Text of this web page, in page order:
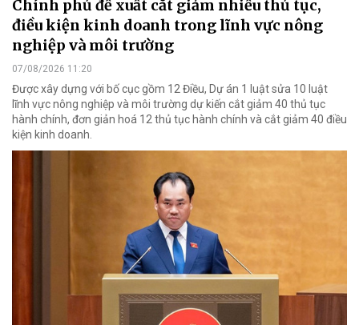
Chính phủ đề xuất cắt giảm nhiều thủ tục,
điều kiện kinh doanh trong lĩnh vực nông
nghiệp và môi trường
07/08/2026 11:20
Được xây dựng với bố cục gồm 12 Điều, Dự án 1 luật sửa 10 luật
lĩnh vực nông nghiệp và môi trường dự kiến cắt giảm 40 thủ tục
hành chính, đơn giản hoá 12 thủ tục hành chính và cắt giảm 40 điều
kiện kinh doanh.